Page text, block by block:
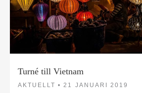
Turné till Vietnam
AKTUELLT • 21 JANUARI 2019